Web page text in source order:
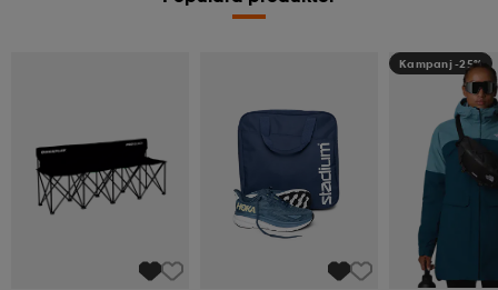
Kampanj -25%